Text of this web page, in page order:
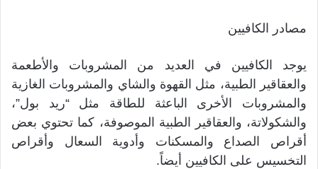
مصادر الكافيين
يوجد الكافيين في العديد من المشروبات والأطعمة
والعقاقير الطبية، مثل القهوة والشاي والمشروبات الغازية
والمشروبات الأخرى الباعثة للطاقة مثل “ريد بول”،
والشكولاتة، والعقاقير الطبية الموصوفة، كما تحتوي بعض
أقراص الصداع والمسكنات وأدوية السعال وأقراص
التخسيس على الكافيين أيضاً.